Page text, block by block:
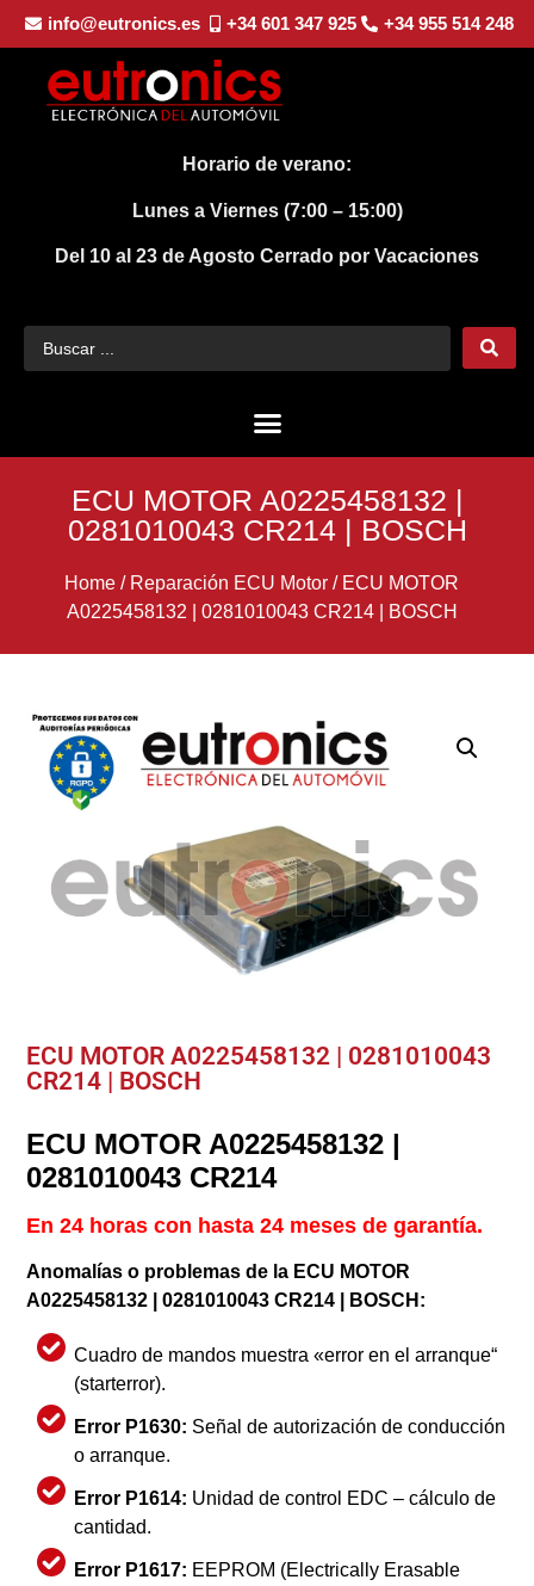
info@eutronics.es +34 601 347 925 +34 955 514 248
Horario de verano:
Lunes a Viernes (7:00 – 15:00)
Del 10 al 23 de Agosto Cerrado por Vacaciones
ECU MOTOR A0225458132 |
0281010043 CR214 | BOSCH
Home / Reparación ECU Motor / ECU MOTOR
A0225458132 | 0281010043 CR214 | BOSCH
ECU MOTOR A0225458132 | 0281010043
CR214 | BOSCH
ECU MOTOR A0225458132 |
0281010043 CR214
En 24 horas con hasta 24 meses de garantía.
Anomalías o problemas de la ECU MOTOR
A0225458132 | 0281010043 CR214 | BOSCH:
Cuadro de mandos muestra «error en el arranque“
(starterror).
Error P1630: Señal de autorización de conducción
o arranque.
Error P1614: Unidad de control EDC – cálculo de
cantidad.
Error P1617: EEPROM (Electrically Erasable